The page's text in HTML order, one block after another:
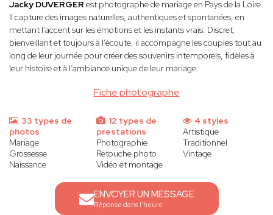
Fiche photographe
Jacky DUVERGER est photographe de mariage en Pays de la Loire.
Il capture des images naturelles, authentiques et spontanées, en
mettant l’accent sur les émotions et les instants vrais. Discret,
bienveillant et toujours à l’écoute, il accompagne les couples tout au
long de leur journée pour créer des souvenirs intemporels, fidèles à
leur histoire et à l’ambiance unique de leur mariage.
33 types de
photos
Mariage
Grossesse
Naissance
12 types de
prestations
Photographie
Retouche photo
Vidéo et montage
4 styles
Artistique
Traditionnel
Vintage
ENVOYER UN MESSAGE
Réponse dans l'heure